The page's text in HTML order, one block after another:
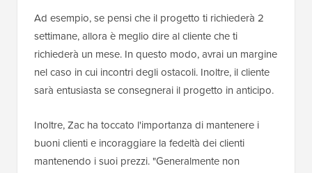
Ad esempio, se pensi che il progetto ti richiederà 2
settimane, allora è meglio dire al cliente che ti
richiederà un mese. In questo modo, avrai un margine
nel caso in cui incontri degli ostacoli. Inoltre, il cliente
sarà entusiasta se consegnerai il progetto in anticipo.
Inoltre, Zac ha toccato l'importanza di mantenere i
buoni clienti e incoraggiare la fedeltà dei clienti
mantenendo i suoi prezzi. "Generalmente non